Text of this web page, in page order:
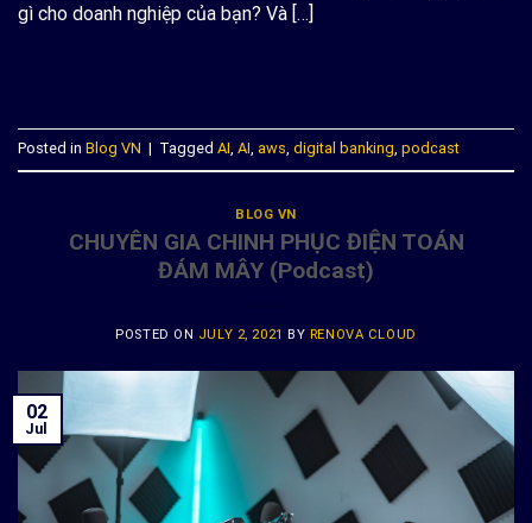
gì cho doanh nghiệp của bạn? Và […]
Posted in Blog VN | Tagged AI, AI, aws, digital banking, podcast
BLOG VN
CHUYÊN GIA CHINH PHỤC ĐIỆN TOÁN
ĐÁM MÂY (Podcast)
POSTED ON JULY 2, 2021 BY RENOVA CLOUD
02
Jul